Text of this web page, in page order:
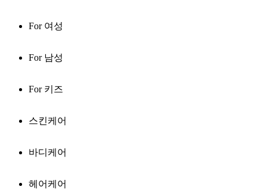
For 여성
For 남성
For 키즈
스킨케어
바디케어
헤어케어